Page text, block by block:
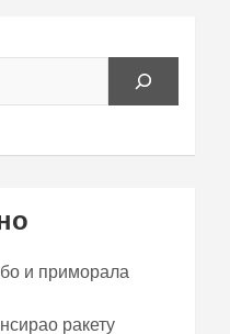
и приморала
ракету